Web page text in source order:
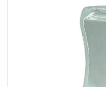
em pote pet para
empresa que tenha
qualidade e assertividade,
despercebidos e podem
clientes.Existem muitas
demonstrar
atuação. Por que a Avery